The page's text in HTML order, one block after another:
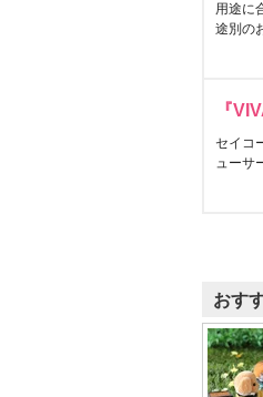
用途に
途別の
『
セイコ
ューサ
おす